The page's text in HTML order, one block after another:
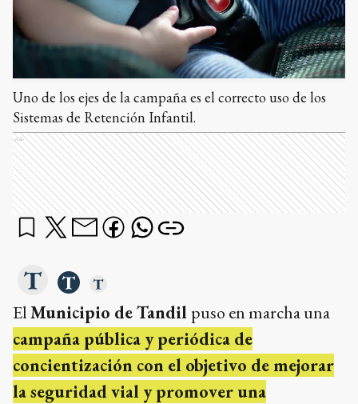
Uno de los ejes de la campaña es el correcto uso de los
Sistemas de Retención Infantil.
Ads
ElMunicipio de Tandil puso en marcha una
campaña pública y periódica de
concientización con el objetivo de mejorar
la seguridad vial y promover una